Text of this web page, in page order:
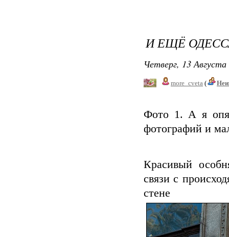
И ЕЩЁ
Четверг, 13
more_cveta (
Фото 1. А я
фотографий и
Красивый
связи с
стене